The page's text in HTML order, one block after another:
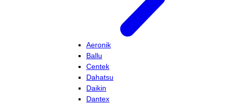
Aeronik
Ballu
Centek
Dahatsu
Daikin
Dantex